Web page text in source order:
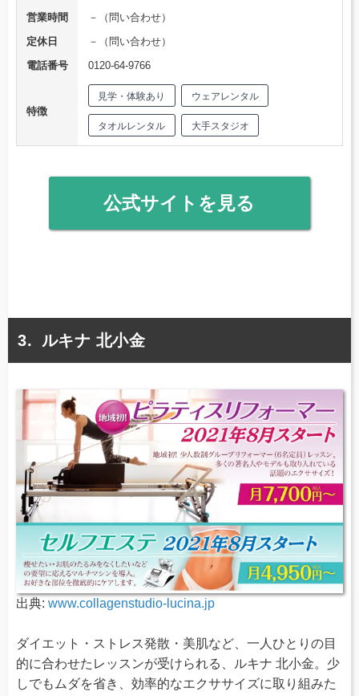
営業時間
－（問い合わせ）
定休日
－（問い合わせ）
電話番号
0120-64-9766
特徴
見学・体験あり ウェアレンタル
タオルレンタル 大手スタジオ
公式サイトを見る
ルキナ 北小金
出典: www.collagenstudio-lucina.jp
ダイエット・ストレス発散・美肌など、一人ひとりの目
的に合わせたレッスンが受けられる、ルキナ 北小金。少
しでもムダを省き、効率的なエクササイズに取り組みた